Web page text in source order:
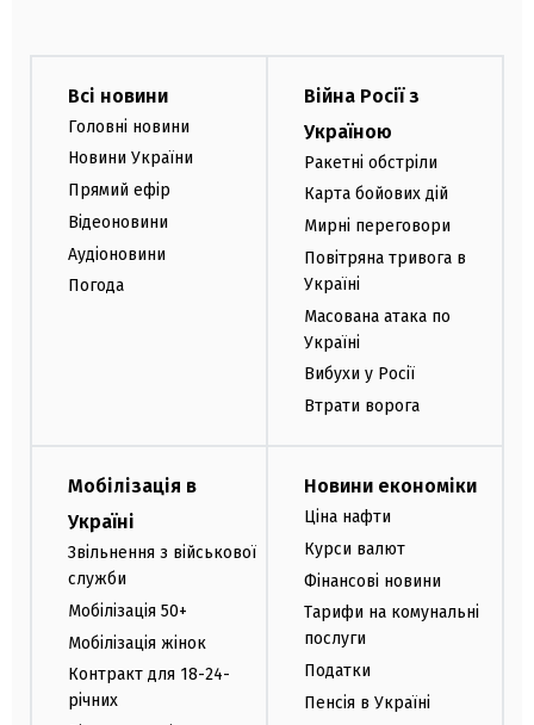
Всі новини
Головні новини
Новини України
Прямий ефір
Відеоновини
Аудіоновини
Погода
Війна Росії з
Україною
Ракетні обстріли
Карта бойових дій
Мирні переговори
Повітряна тривога в
Україні
Масована атака по
Україні
Вибухи у Росії
Втрати ворога
Мобілізація в
Україні
Звільнення з військової
служби
Мобілізація 50+
Мобілізація жінок
Контракт для 18-24-
річних
Новини економіки
Ціна нафти
Курси валют
Фінансові новини
Тарифи на комунальні
послуги
Податки
Пенсія в Україні